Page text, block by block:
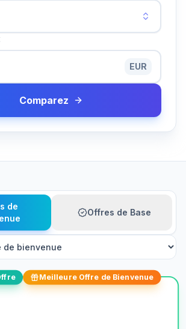
EUR
Comparez
de
Offres de Base
Meilleure Offre de Bienvenue